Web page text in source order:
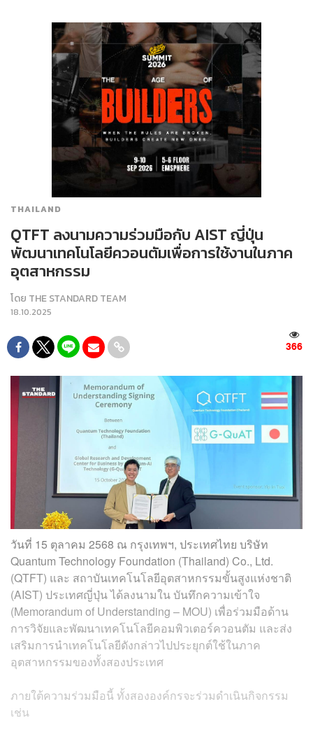
THAILAND
QTFT ลงนามความร่วมมือกับ AIST ญี่ปุ่น
พัฒนาเทคโนโลยีควอนตัมเพื่อการใช้งานในภาค
อุตสาหกรรม
โดย THE STANDARD TEAM
18.10.2025
366
วันที่ 15 ตุลาคม 2568 ณ กรุงเทพฯ, ประเทศไทย บริษัท
Quantum Technology Foundation (Thailand) Co., Ltd.
(QTFT) และ สถาบันเทคโนโลยีอุตสาหกรรมขั้นสูงแห่งชาติ
(AIST) ประเทศญี่ปุ่น ได้ลงนามใน บันทึกความเข้าใจ
(Memorandum of Understanding – MOU) เพื่อร่วมมือด้าน
การวิจัยและพัฒนาเทคโนโลยีคอมพิวเตอร์ควอนตัม และส่ง
เสริมการนำเทคโนโลยีดังกล่าวไปประยุกต์ใช้ในภาค
อุตสาหกรรมของทั้งสองประเทศ
ภายใต้ความร่วมมือนี้ ทั้งสององค์กรจะร่วมดำเนินกิจกรรม
เช่น